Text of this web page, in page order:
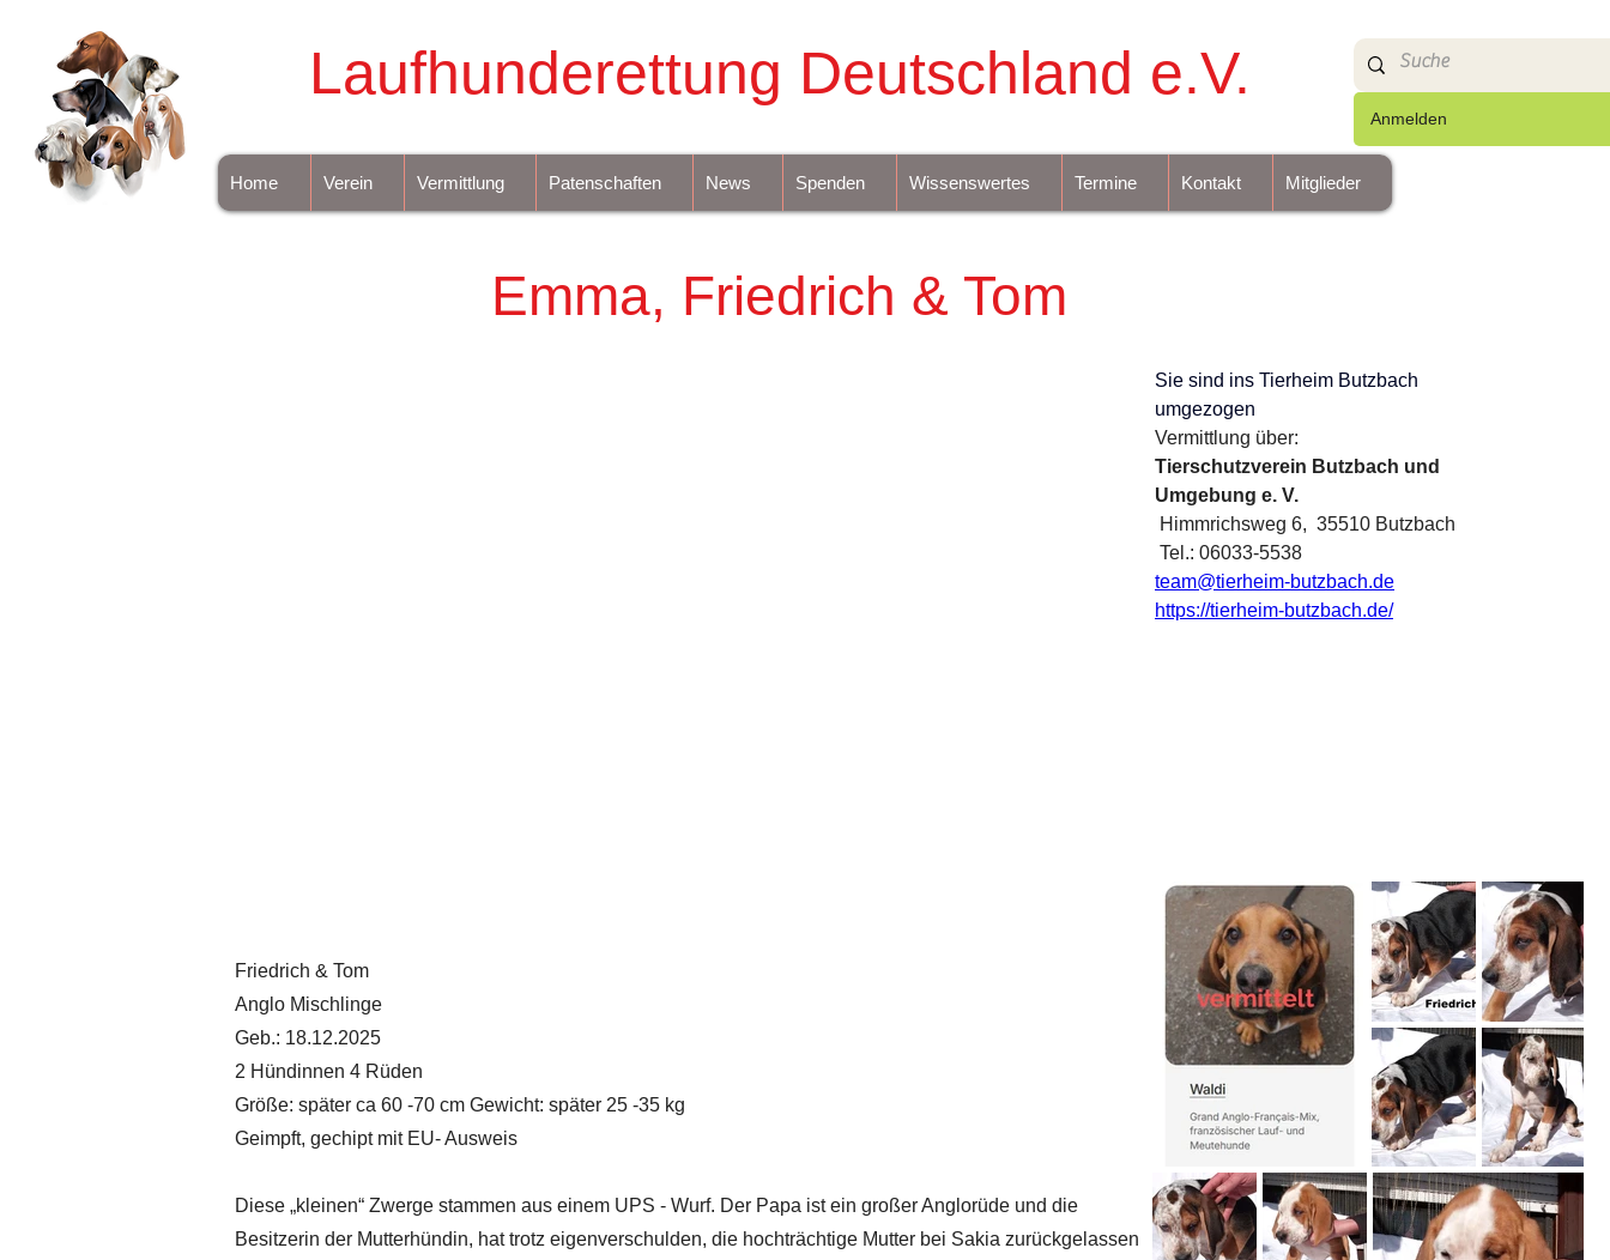
Laufhunderettung Deutschland e.V.
Anmelden
Home Verein Vermittlung Patenschaften News Spenden Wissenswertes Termine Kontakt Mitglieder
Emma, Friedrich & Tom
Sie sind ins Tierheim Butzbach
umgezogen
Vermittlung über:
Tierschutzverein Butzbach und
Umgebung e. V.
Himmrichsweg 6,  35510 Butzbach
Tel.: 06033-5538
team@tierheim-butzbach.de
https://tierheim-butzbach.de/
Friedrich & Tom
Anglo Mischlinge
Geb.: 18.12.2025
2 Hündinnen 4 Rüden
Größe: später ca 60 -70 cm Gewicht: später 25 -35 kg
Geimpft, gechipt mit EU- Ausweis
Diese „kleinen“ Zwerge stammen aus einem UPS - Wurf. Der Papa ist ein großer Anglorüde und die
Besitzerin der Mutterhündin, hat trotz eigenverschulden, die hochträchtige Mutter bei Sakia zurückgelassen